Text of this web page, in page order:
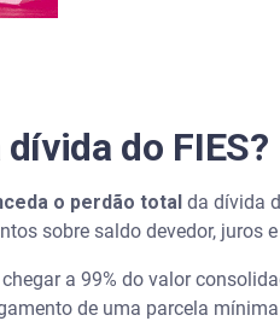
do FIES?
do FIES em 2026?
no FIES?
do FIES?
do FIES?
o perdão total da dívida
sobre saldo devedor, juros
a 99% do valor
de uma parcela